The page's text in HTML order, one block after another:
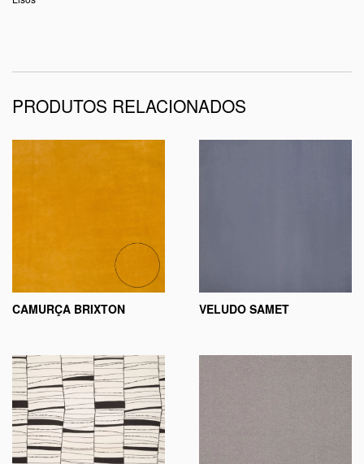
PRODUTOS RELACIONADOS
CAMURÇA BRIXTON VELUDO SAMET